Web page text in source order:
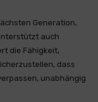
Generation,
auch
die Fähigkeit,
dass
unabhängig